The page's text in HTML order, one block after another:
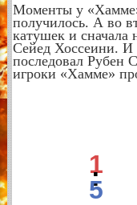
Моменты у
получилось. А во
катушек и сначала
Сейед Хоссеини. И
последовал Рубен
игроки «Хамме»
1
:
5